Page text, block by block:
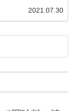
2021.07.30